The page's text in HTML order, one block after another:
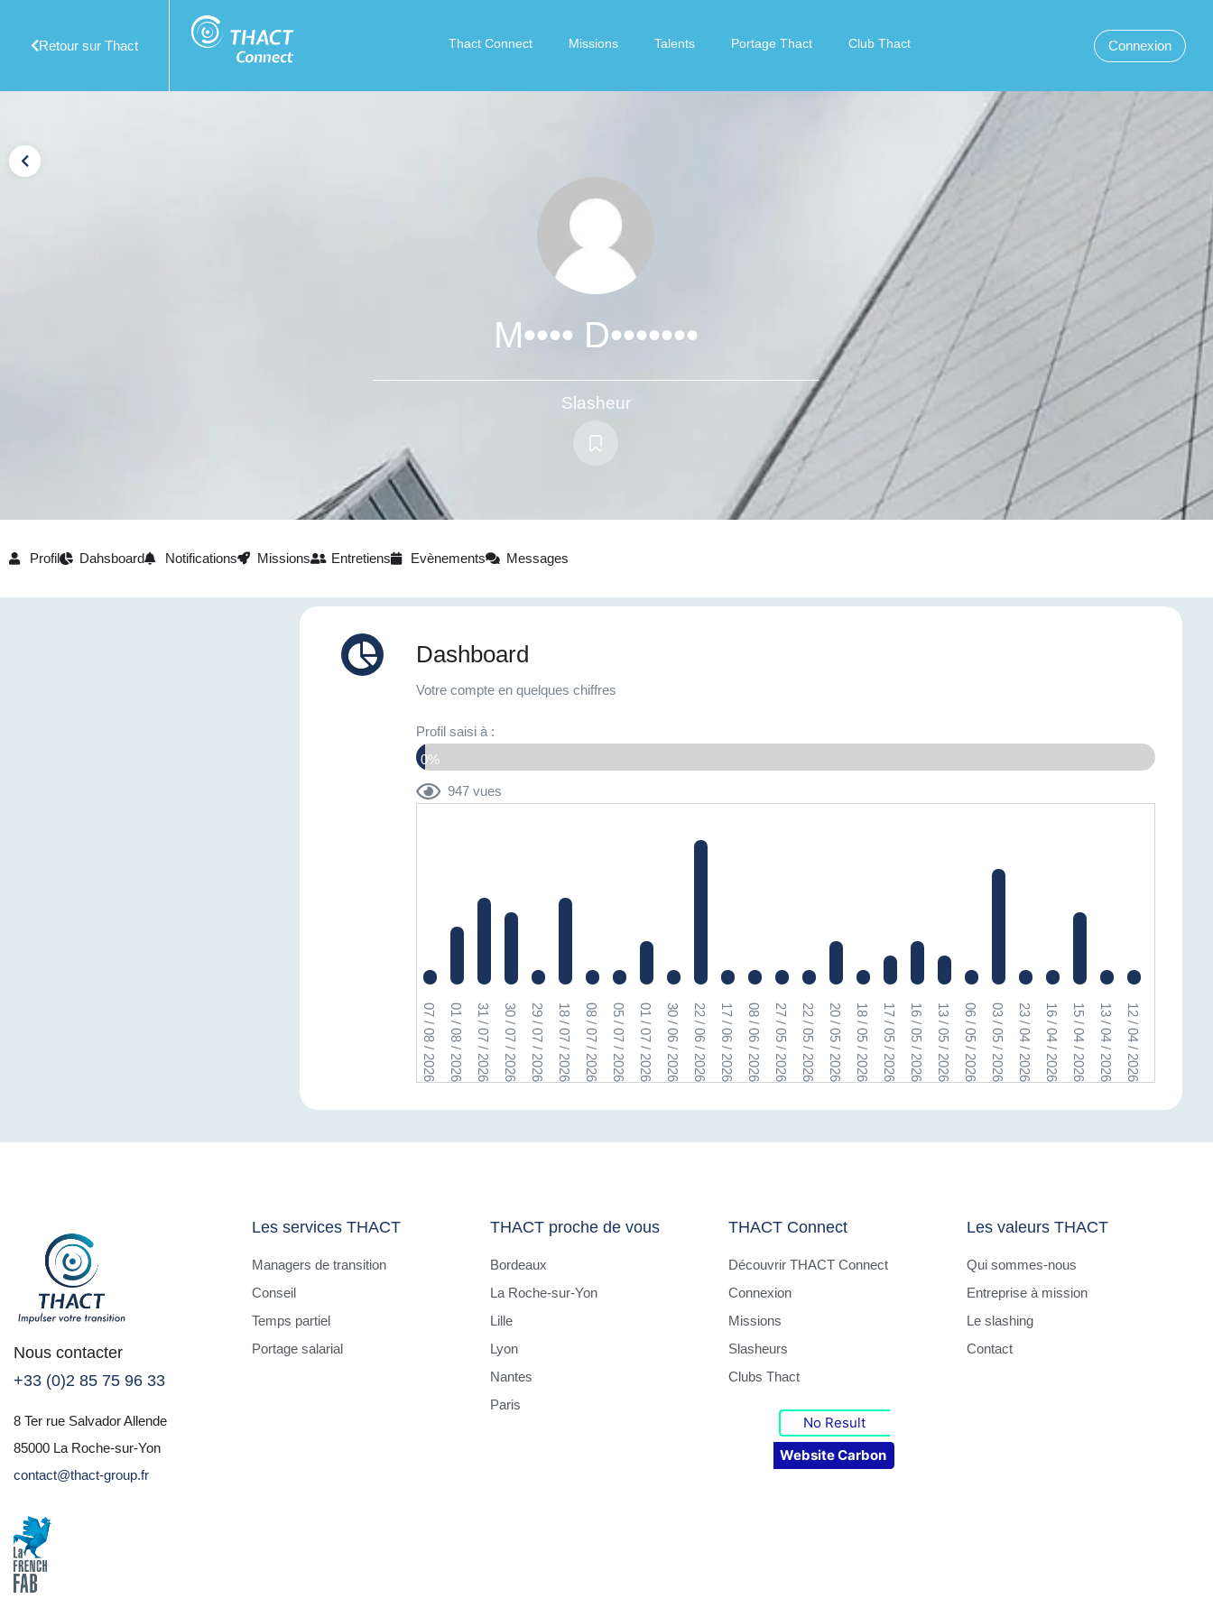
Retour sur Thact Thact Connect Missions Talents Portage Thact Club Thact Connexion
M•••• D•••••••
Slasheur
Profil Dahsboard Notifications Missions Entretiens Evènements Messages
Dashboard
Votre compte en quelques chiffres
Profil saisi à :
0%
947 vues
12 / 04 / 2026
13 / 04 / 2026
15 / 04 / 2026
16 / 04 / 2026
23 / 04 / 2026
03 / 05 / 2026
06 / 05 / 2026
13 / 05 / 2026
16 / 05 / 2026
17 / 05 / 2026
18 / 05 / 2026
20 / 05 / 2026
22 / 05 / 2026
27 / 05 / 2026
08 / 06 / 2026
17 / 06 / 2026
22 / 06 / 2026
30 / 06 / 2026
01 / 07 / 2026
05 / 07 / 2026
08 / 07 / 2026
18 / 07 / 2026
29 / 07 / 2026
30 / 07 / 2026
31 / 07 / 2026
01 / 08 / 2026
07 / 08 / 2026
Nous contacter
+33 (0)2 85 75 96 33
8 Ter rue Salvador Allende
85000 La Roche-sur-Yon
contact@thact-group.fr
Les services THACT
Managers de transition
Conseil
Temps partiel
Portage salarial
THACT proche de vous
Bordeaux
La Roche-sur-Yon
Lille
Lyon
Nantes
Paris
THACT Connect
Découvrir THACT Connect
Connexion
Missions
Slasheurs
Clubs Thact
No Result
Website Carbon
Les valeurs THACT
Qui sommes-nous
Entreprise à mission
Le slashing
Contact